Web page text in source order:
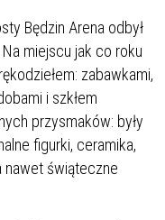
Będzin Arena odbył
miejscu jak co roku
zabawkami,
i szkłem
przysmaków: były
figurki, ceramika,
nawet świąteczne